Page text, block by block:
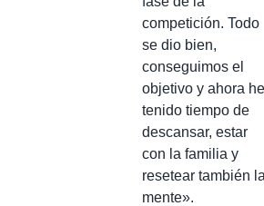
competición. Todo
se dio bien,
conseguimos el
objetivo y ahora he
tenido tiempo de
descansar, estar
con la familia y
resetear también la
mente».